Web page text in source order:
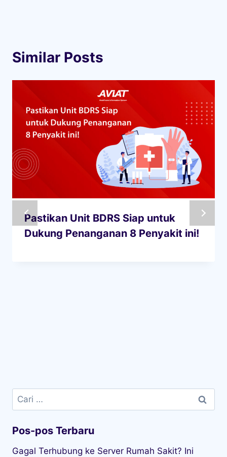
Similar Posts
Pastikan Unit BDRS Siap untuk
Dukung Penanganan 8 Penyakit ini!
Cari
untuk:
Pos-pos Terbaru
Gagal Terhubung ke Server Rumah Sakit? Ini